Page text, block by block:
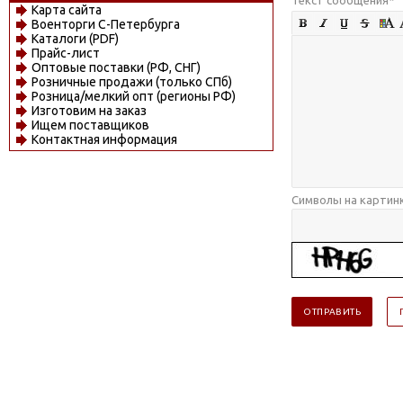
Карта сайта
Военторги С-Петербурга
Каталоги (PDF)
Прайс-лист
Оптовые поставки (РФ, СНГ)
Розничные продажи (только СПб)
Розница/мелкий опт (регионы РФ)
Изготовим на заказ
Ищем поставщиков
Контактная информация
Символы на